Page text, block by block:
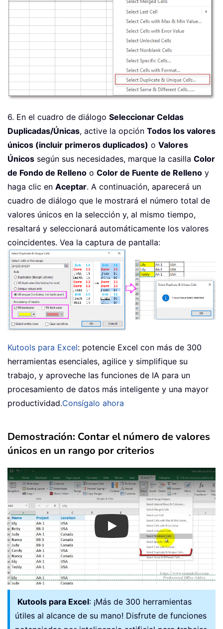
6. En el cuadro de diálogo Seleccionar Celdas
Duplicadas/Únicas, active la opción Todos los valores
únicos (incluir primeros duplicados) o Valores
Únicos según sus necesidades, marque la casilla Color
de Fondo de Relleno o Color de Fuente de Relleno y
haga clic en Aceptar. A continuación, aparecerá un
cuadro de diálogo que le mostrará el número total de
valores únicos en la selección y, al mismo tiempo,
resaltará y seleccionará automáticamente los valores
coincidentes. Vea la captura de pantalla:
Kutools para Excel: potencie Excel con más de 300
herramientas esenciales, agilice y simplifique su
trabajo, y aproveche las funciones de IA para un
procesamiento de datos más inteligente y una mayor
productividad.Consígalo ahora
Demostración: Contar el número de valores
únicos en un rango por criterios
Play
Kutools para Excel: ¡Más de 300 herramientas
útiles al alcance de su mano! Disfrute de funciones